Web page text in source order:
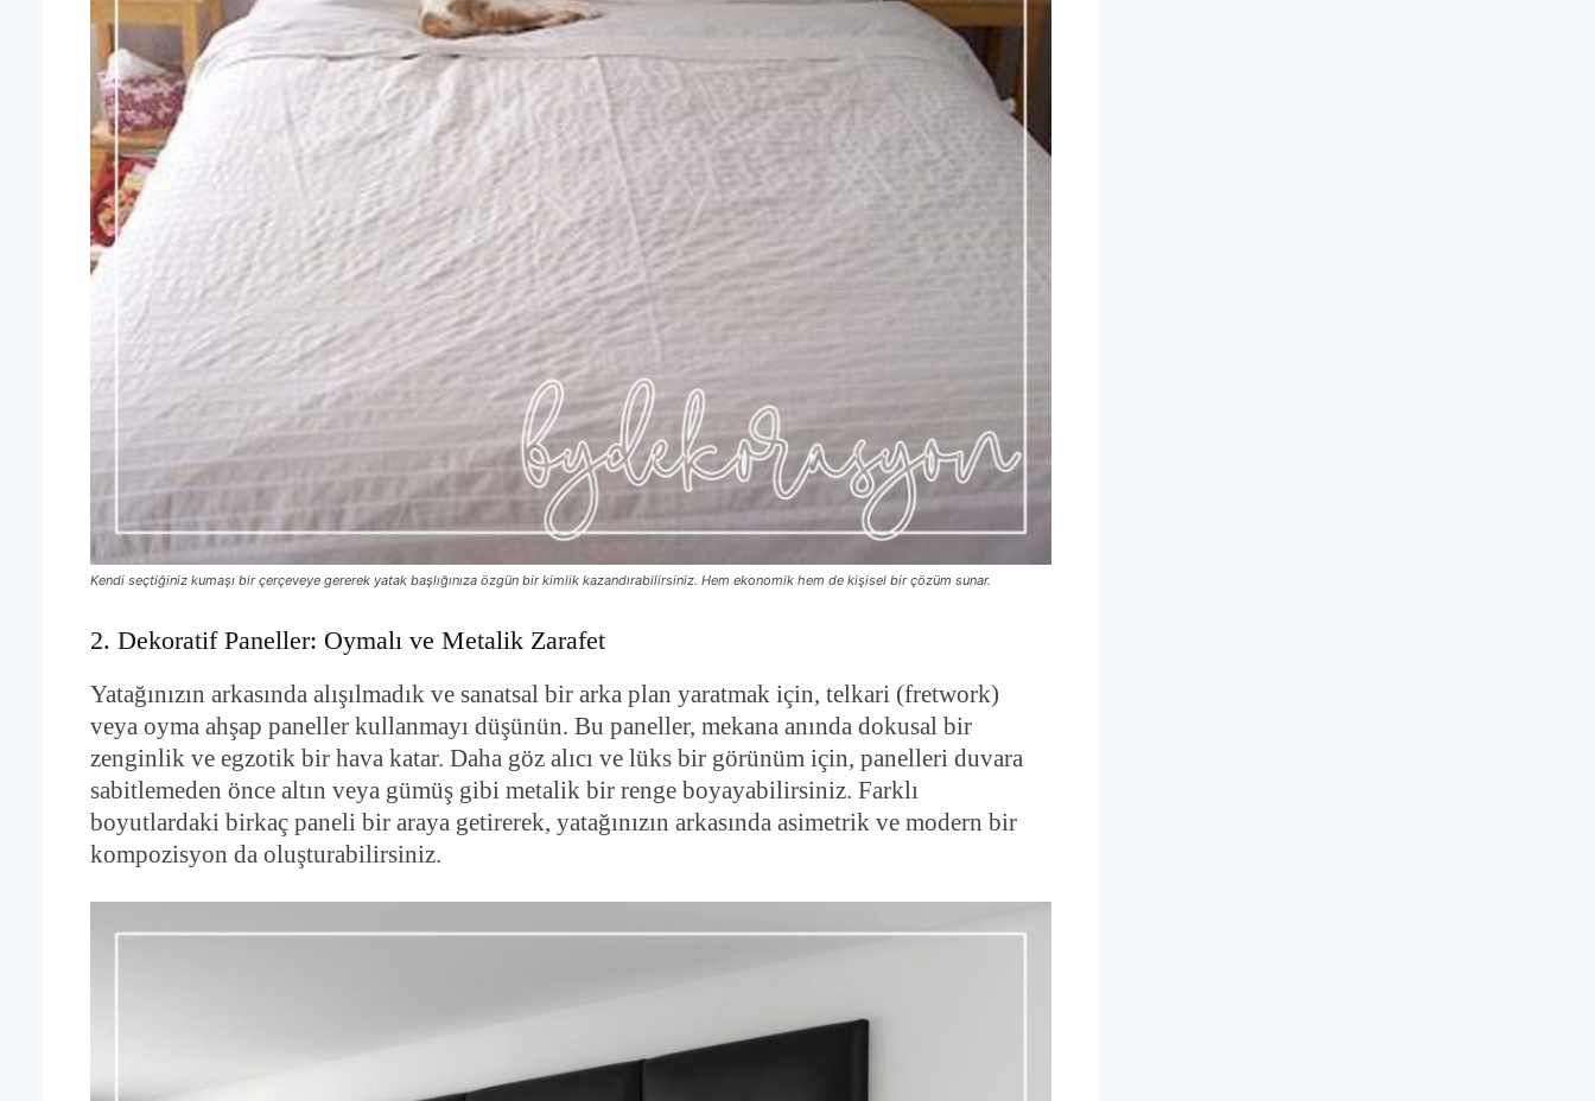
Kendi seçtiğiniz kumaşı bir çerçeveye gererek yatak başlığınıza özgün bir kimlik kazandırabilirsiniz. Hem ekonomik hem de kişisel bir çözüm sunar.
2. Dekoratif Paneller: Oymalı ve Metalik Zarafet
Yatağınızın arkasında alışılmadık ve sanatsal bir arka plan yaratmak için, telkari (fretwork)
veya oyma ahşap paneller kullanmayı düşünün. Bu paneller, mekana anında dokusal bir
zenginlik ve egzotik bir hava katar. Daha göz alıcı ve lüks bir görünüm için, panelleri duvara
sabitlemeden önce altın veya gümüş gibi metalik bir renge boyayabilirsiniz. Farklı
boyutlardaki birkaç paneli bir araya getirerek, yatağınızın arkasında asimetrik ve modern bir
kompozisyon da oluşturabilirsiniz.